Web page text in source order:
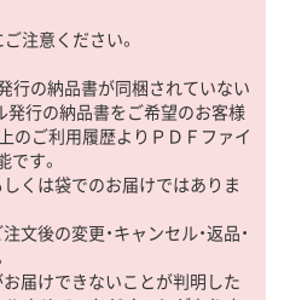
注意ください。
行の納品書が同梱されていない
発行の納品書をご希望のお客様
のご利用履歴よりＰＤＦファイ
す。
くは袋でのお届けではありま
文後の変更・キャンセル・返品・
お届けできないことが判明した